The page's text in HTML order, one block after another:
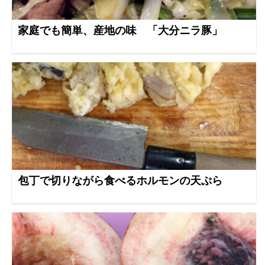
家庭でも簡単、産地の味 「大分ニラ豚」
包丁で切りながら食べるホルモンの天ぷら